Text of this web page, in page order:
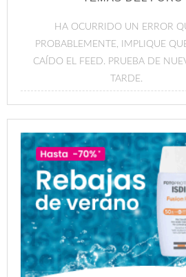
HA OCURRIDO UN ERROR
PROBABLEMENTE, IMPLIQUE
CAÍDO EL FEED. PRUEBA DE
TARDE.